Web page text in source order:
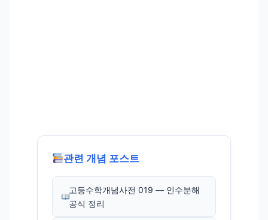
관련 개념 포스트
고등수학개념사전 019 — 인수분해
공식 정리